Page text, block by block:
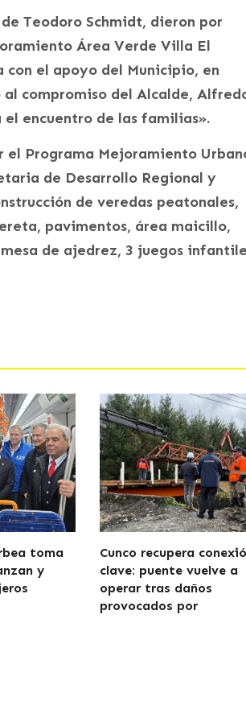
Teodoro Schmidt, dieron por
Área Verde Villa El
con el apoyo del Municipio, en
compromiso del Alcalde,
el encuentro de las familias».
Programa Mejoramiento
de Desarrollo Regional y
de veredas peatonales,
pavimentos, área maicillo,
de ajedrez, 3 juegos
toma
y
Cunco recupera
clave: puente vuelve a
operar tras daños
provocados por